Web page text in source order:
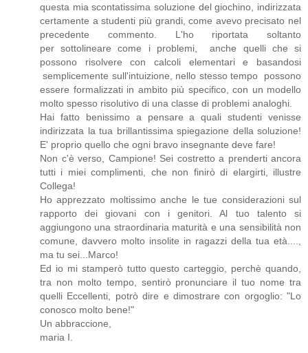
questa mia scontatissima soluzione del giochino, indirizzata
certamente a studenti più grandi, come avevo precisato nel
precedente commento. L'ho riportata soltanto
per sottolineare come i problemi, anche quelli che si
possono risolvere con calcoli elementari e basandosi
semplicemente sull'intuizione, nello stesso tempo possono
essere formalizzati in ambito più specifico, con un modello
molto spesso risolutivo di una classe di problemi analoghi.
Hai fatto benissimo a pensare a quali studenti venisse
indirizzata la tua brillantissima spiegazione della soluzione!
E' proprio quello che ogni bravo insegnante deve fare!
Non c'è verso, Campione! Sei costretto a prenderti ancora
tutti i miei complimenti, che non finirò di elargirti, illustre
Collega!
Ho apprezzato moltissimo anche le tue considerazioni sul
rapporto dei giovani con i genitori. Al tuo talento si
aggiungono una straordinaria maturità e una sensibilità non
comune, davvero molto insolite in ragazzi della tua età....,
ma tu sei...Marco!
Ed io mi stamperò tutto questo carteggio, perchè quando,
tra non molto tempo, sentirò pronunciare il tuo nome tra
quelli Eccellenti, potrò dire e dimostrare con orgoglio: "Lo
conosco molto bene!"
Un abbraccione,
maria I.